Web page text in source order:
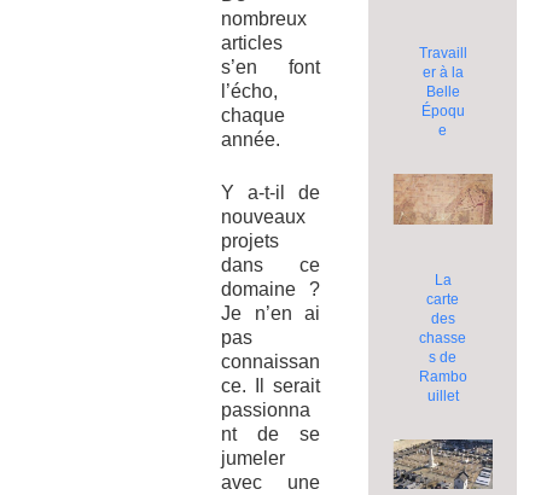
nombreux
articles
s’en font
l’écho,
chaque
année.
Y a-t-il de
nouveaux
projets
dans ce
domaine ?
Je n’en ai
pas
connaissan
ce. Il serait
passionna
nt de se
jumeler
avec une
Travaill
er à la
Belle
Époqu
e
La
carte
des
chasse
s de
Rambo
uillet